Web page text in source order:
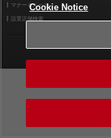
マナー＆ルール
設置店舗検索
Cookie Notice